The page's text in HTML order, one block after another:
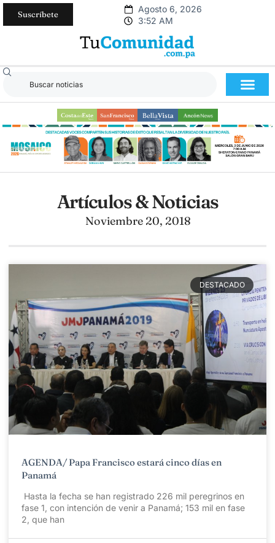
Suscríbete
Agosto 6, 2026
3:52 AM
Artículos & Noticias
Noviembre 20, 2018
DESTACADO
AGENDA/ Papa Francisco estará cinco días en
Panamá
Hasta la fecha se han registrado 226 mil peregrinos en
fase 1, con intención de venir a Panamá; 153 mil en fase
2, que han